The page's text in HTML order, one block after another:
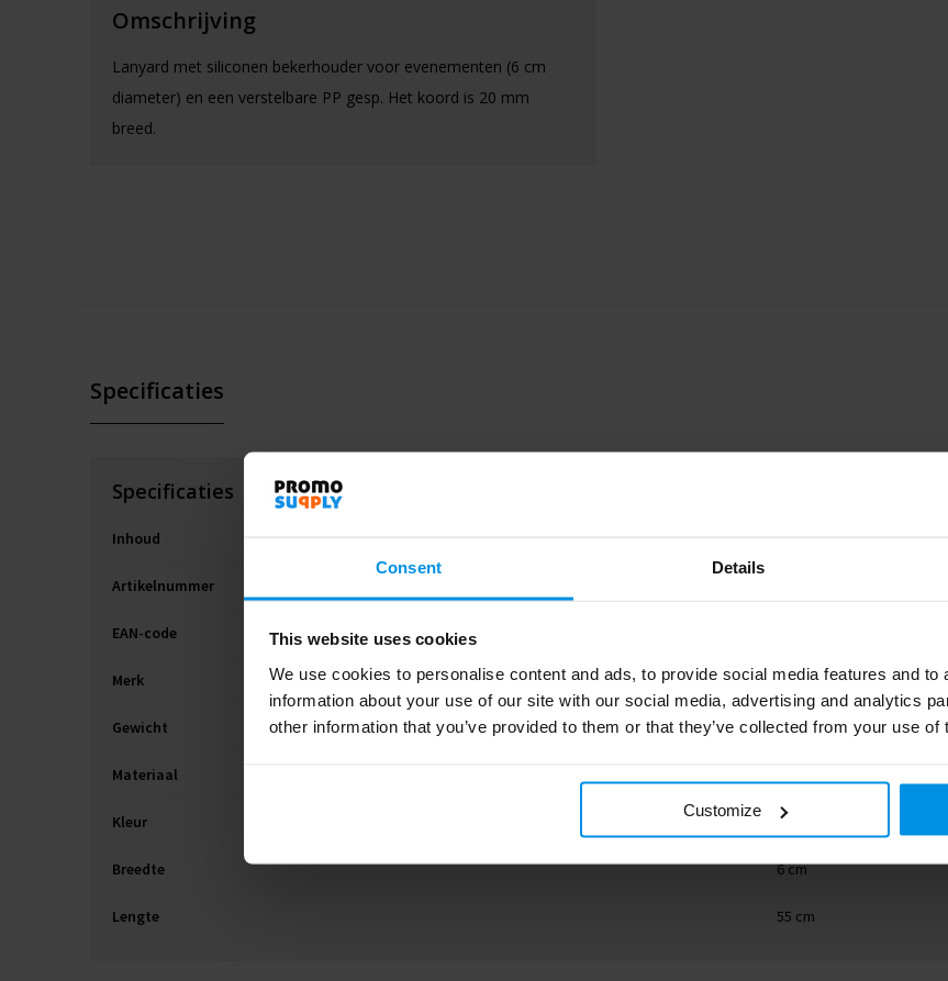
Consent Details
This website uses cookies
We use cookies to personalise content and ads, to provide social media features and
information about your use of our site with our social media, advertising and analytics
other information that you’ve provided to them or that they’ve collected from your use of
Customize
Omschrijving
Lanyard met siliconen bekerhouder voor evenementen (6 cm
diameter) en een verstelbare PP gesp. Het koord is 20 mm
breed.
Specificaties
Specificaties
Inhoud
Artikelnummer
EAN-code
Merk midocean
Gewicht 19 g
Materiaal
Kleur Zwart
Breedte 6 cm
Lengte 55 cm